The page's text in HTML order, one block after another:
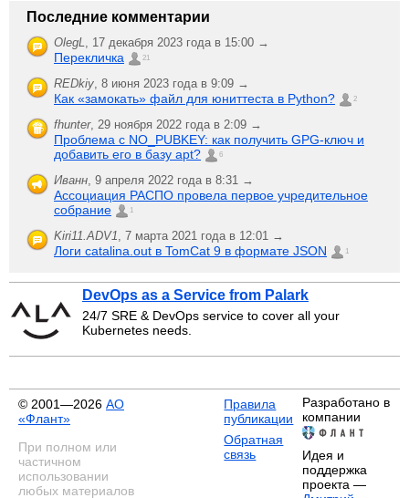
Последние комментарии
OlegL 17 декабря 2023 года в 15:00 →
Перекличка 21
REDkiy 8 июня 2023 года в 9:09 →
Как «замокать» файл для юниттеста в Python? 2
fhunter, 29 ноября 2022 года в 2:09 →
Проблема с NO_PUBKEY: как получить GPG-ключ и
добавить его в базу apt?
6
Иванн 9 апреля 2022 года в 8:31 →
Ассоциация РАСПО провела первое учредительное
собрание
1
Kiri11.ADV1 7 марта 2021 года в 12:01 →
Логи catalina.out в TomCat 9 в формате JSON 1
DevOps as a Service from Palark
24/7 SRE & DevOps service to cover all your
Kubernetes needs.
© 2001—2026 АО
«Флант»
При полном или
частичном
использовании
любых материалов
Правила
публикации
Обратная
связь
Разработано в
компании
Идея и
поддержка
проекта —